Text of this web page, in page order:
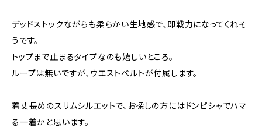
デッドストックながらも柔らかい生地感で、即戦力になってくれそ
うです。
トップまで止まるタイプなのも嬉しいところ。
ループは無いですが、ウエストベルトが付属します。
着丈長めのスリムシルエットで、お探しの方にはドンピシャでハマ
る一着かと思います。